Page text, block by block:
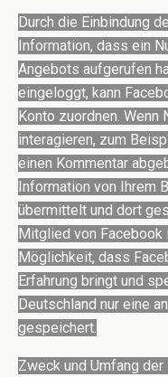
Durch die Einbindung
Information, dass ein
Angebots aufgerufen
eingeloggt, kann
Konto zuordnen.
interagieren, zum
einen Kommentar
Information von Ihrem
übermittelt und dort
Mitglied von
Möglichkeit, dass
Erfahrung bringt und
Deutschland nur eine
gespeichert.
Zweck und Umfang